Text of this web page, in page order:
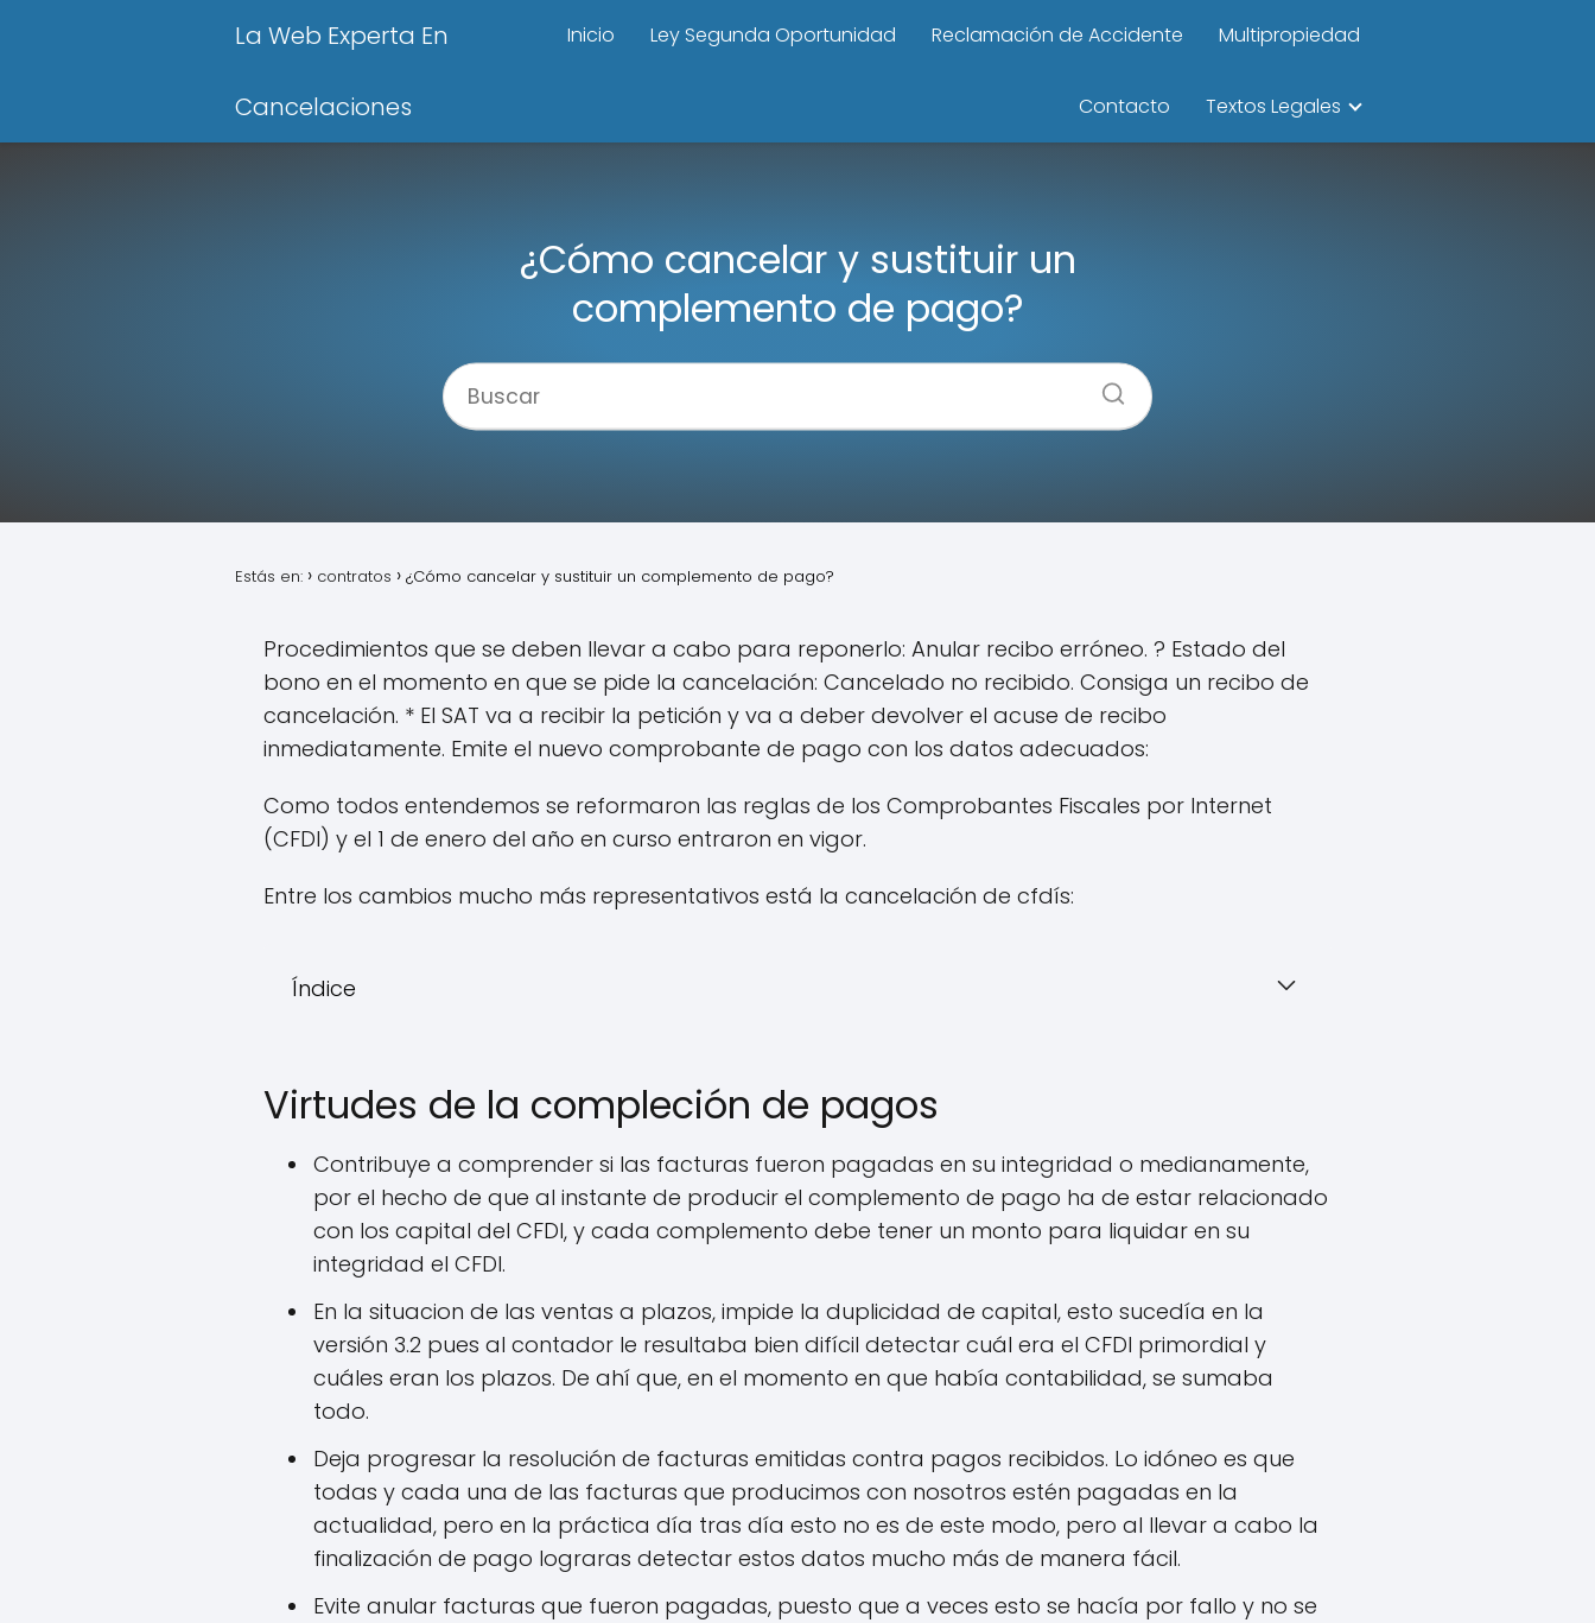
La Web Experta En
Cancelaciones
Inicio Ley Segunda Oportunidad Reclamación de Accidente Multipropiedad
Contacto Textos Legales
¿Cómo cancelar y sustituir un
complemento de pago?
Estás en: contratos ¿Cómo cancelar y sustituir un complemento de pago?
Procedimientos que se deben llevar a cabo para reponerlo: Anular recibo erróneo. ? Estado del
bono en el momento en que se pide la cancelación: Cancelado no recibido. Consiga un recibo de
cancelación. * El SAT va a recibir la petición y va a deber devolver el acuse de recibo
inmediatamente. Emite el nuevo comprobante de pago con los datos adecuados:
Como todos entendemos se reformaron las reglas de los Comprobantes Fiscales por Internet
(CFDI) y el 1 de enero del año en curso entraron en vigor.
Entre los cambios mucho más representativos está la cancelación de cfdís:
Índice
Virtudes de la compleción de pagos
Contribuye a comprender si las facturas fueron pagadas en su integridad o medianamente,
por el hecho de que al instante de producir el complemento de pago ha de estar relacionado
con los capital del CFDI, y cada complemento debe tener un monto para liquidar en su
integridad el CFDI.
En la situacion de las ventas a plazos, impide la duplicidad de capital, esto sucedía en la
versión 3.2 pues al contador le resultaba bien difícil detectar cuál era el CFDI primordial y
cuáles eran los plazos. De ahí que, en el momento en que había contabilidad, se sumaba
todo.
Deja progresar la resolución de facturas emitidas contra pagos recibidos. Lo idóneo es que
todas y cada una de las facturas que producimos con nosotros estén pagadas en la
actualidad, pero en la práctica día tras día esto no es de este modo, pero al llevar a cabo la
finalización de pago lograras detectar estos datos mucho más de manera fácil.
Evite anular facturas que fueron pagadas, puesto que a veces esto se hacía por fallo y no se